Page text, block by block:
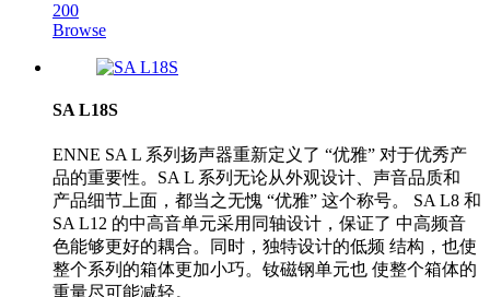
200
Browse
SA L18S
ENNE SA L 系列扬声器重新定义了 “优雅” 对于优秀产
品的重要性。SA L 系列无论从外观设计、声音品质和
产品细节上面，都当之无愧 “优雅” 这个称号。 SA L8 和
SA L12 的中高音单元采用同轴设计，保证了 中高频音
色能够更好的耦合。同时，独特设计的低频 结构，也使
整个系列的箱体更加小巧。钕磁钢单元也 使整个箱体的
重量尽可能减轻。